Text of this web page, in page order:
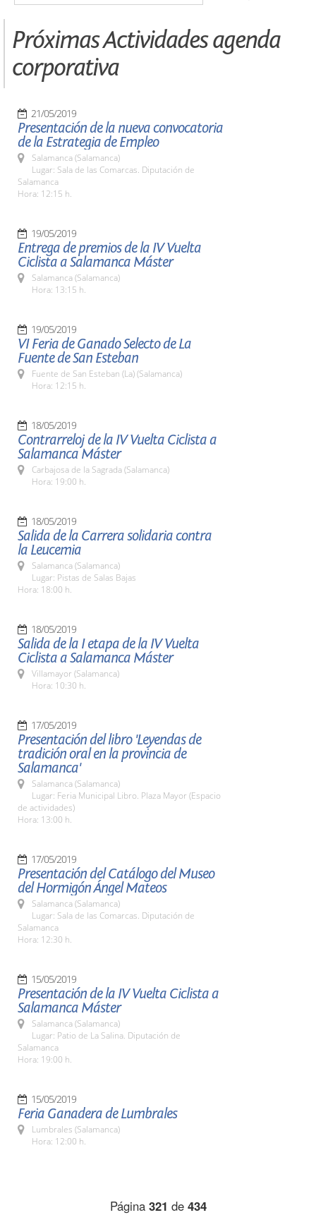
Próximas Actividades agenda
corporativa
21/05/2019
Presentación de la nueva convocatoria
de la Estrategia de Empleo
Salamanca (Salamanca)
Lugar: Sala de las Comarcas. Diputación de
Salamanca
Hora: 12:15 h.
19/05/2019
Entrega de premios de la IV Vuelta
Ciclista a Salamanca Máster
Salamanca (Salamanca)
Hora: 13:15 h.
19/05/2019
VI Feria de Ganado Selecto de La
Fuente de San Esteban
Fuente de San Esteban (La) (Salamanca)
Hora: 12:15 h.
18/05/2019
Contrarreloj de la IV Vuelta Ciclista a
Salamanca Máster
Carbajosa de la Sagrada (Salamanca)
Hora: 19:00 h.
18/05/2019
Salida de la Carrera solidaria contra
la Leucemia
Salamanca (Salamanca)
Lugar: Pistas de Salas Bajas
Hora: 18:00 h.
18/05/2019
Salida de la I etapa de la IV Vuelta
Ciclista a Salamanca Máster
Villamayor (Salamanca)
Hora: 10:30 h.
17/05/2019
Presentación del libro 'Leyendas de
tradición oral en la provincia de
Salamanca'
Salamanca (Salamanca)
Lugar: Feria Municipal Libro. Plaza Mayor (Espacio
de actividades)
Hora: 13:00 h.
17/05/2019
Presentación del Catálogo del Museo
del Hormigón Ángel Mateos
Salamanca (Salamanca)
Lugar: Sala de las Comarcas. Diputación de
Salamanca
Hora: 12:30 h.
15/05/2019
Presentación de la IV Vuelta Ciclista a
Salamanca Máster
Salamanca (Salamanca)
Lugar: Patio de La Salina. Diputación de
Salamanca
Hora: 19:00 h.
15/05/2019
Feria Ganadera de Lumbrales
Lumbrales (Salamanca)
Hora: 12:00 h.
Página 321 de 434